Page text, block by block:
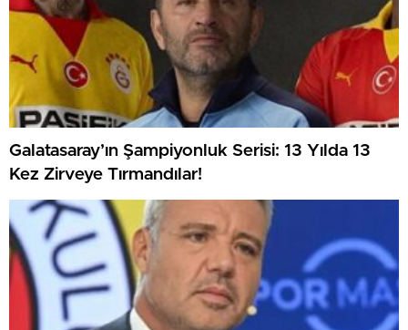
Galatasaray’ın Şampiyonluk Serisi: 13 Yılda 13
Kez Zirveye Tırmandılar!